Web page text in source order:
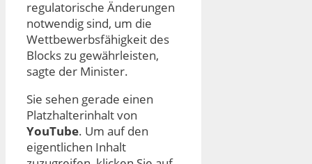
regulatorische Änderungen
notwendig sind, um die
Wettbewerbsfähigkeit des
Blocks zu gewährleisten,
sagte der Minister.
Sie sehen gerade einen
Platzhalterinhalt von
YouTube. Um auf den
eigentlichen Inhalt